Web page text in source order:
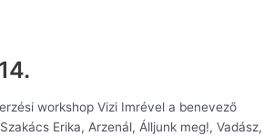
workshop Vizi Imrével a benevező
Erika, Arzenál, Álljunk meg!, Vadász,